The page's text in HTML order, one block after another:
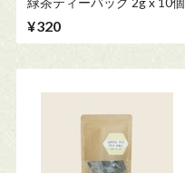
緑茶ティーバッグ 2g x 10個
¥320